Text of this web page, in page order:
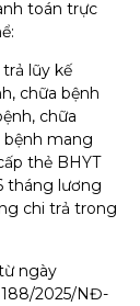
toán trực
lũy kế
chữa bệnh
chữa
mang
thẻ BHYT
tháng lương
chi trả trong
ngày
2025/NĐ-